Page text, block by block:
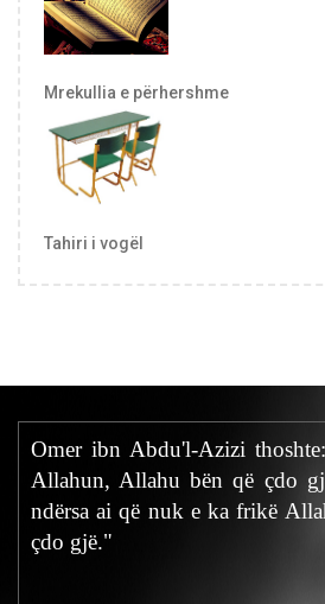
Mrekullia e përhershme
Tahiri i vogël
Omer ibn Abdu'l-Azizi
Allahun, Allahu bën që çdo
ndërsa ai që nuk e ka frikë
çdo gjë."